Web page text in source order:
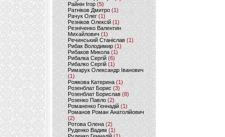
Райнін Ігор(5)
Ратніков Дмитро (1)
Рачук Олег (1)
Резніков Олексій(1)
Резніченко Валентин
Михайлович (1)
Речинський Станіслав (1)
Рибак Володимир(1)
Рибаков Микола(1)
Рибалка Сергій (6)
Рибалко Сергій (1)
Римарук Олександр Іванович
(1)
Рожкова Катерина(1)
Розенблат Борис (3)
Розенблат Борислав (8)
Розенко Павло (2)
Романенко Геннадій (1)
Романов Роман Анатолійович
(2)
Ротова Олена(2)
Руденко Вадим (1)